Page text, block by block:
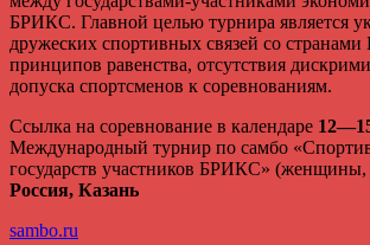
БРИКС. Главной целью турнира является
дружеских спортивных связей со
принципов равенства, отсутствия
допуска спортсменов к соревнованиям.
Ссылка на соревнование в календаре
Международный турнир по самбо
государств участников БРИКС»
Россия, Казань
sambo.ru